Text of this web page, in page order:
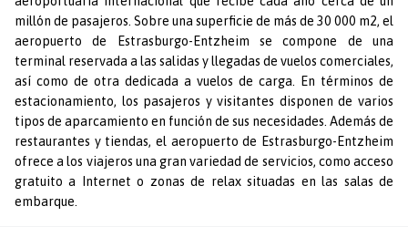
millón de pasajeros. Sobre una superficie de más de 30 000 m2, el
aeropuerto de Estrasburgo-Entzheim se compone de una
terminal reservada a las salidas y llegadas de vuelos comerciales,
así como de otra dedicada a vuelos de carga. En términos de
estacionamiento, los pasajeros y visitantes disponen de varios
tipos de aparcamiento en función de sus necesidades. Además de
restaurantes y tiendas, el aeropuerto de Estrasburgo-Entzheim
ofrece a los viajeros una gran variedad de servicios, como acceso
gratuito a Internet o zonas de relax situadas en las salas de
embarque.